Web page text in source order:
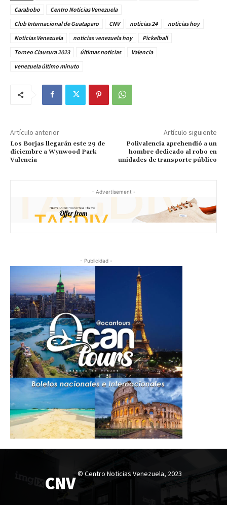
Carabobo
Centro Noticias Venezuela
Club Internacional de Guataparo
CNV noticias 24
noticias hoy
Noticias Venezuela
noticias venezuela hoy
Pickelball
Torneo Clausura 2023
últimas noticias
Valencia
venezuela último minuto
Artículo anterior
Los Borjas llegarán este 29 de
diciembre a Wynwood Park
Valencia
Artículo siguiente
Polivalencia aprehendió a un
hombre dedicado al robo en
unidades de transporte público
- Advertisement -
- Publicidad -
CNV © Centro Noticias Venezuela, 2023